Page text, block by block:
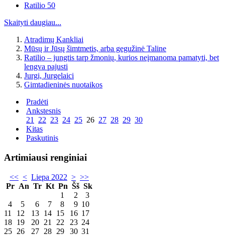
Ratilio 50
Skaityti daugiau...
Atradimų Kankliai
Mūsų ir Jūsų šimtmetis, arba gegužinė Taline
Ratilio – jungtis tarp žmonių, kurios neįmanoma pamatyti, bet
lengva pajusti
Jurgi, Jurgelaici
Gimtadieninės nuotaikos
Pradėti
Ankstesnis
21 22 23 24 25 26 27 28 29 30
Kitas
Paskutinis
Artimiausi renginiai
<< < Liepa 2022 > >>
Pr An Tr Kt Pn Šš Sk
1
2
3
4
5 6 7 8 9 10
11
12 13 14 15 16 17
18 19 20 21 22 23 24
25 26 27 28 29 30 31